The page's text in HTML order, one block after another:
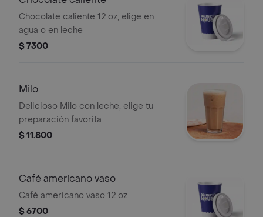
Chocolate caliente 12 oz, elige en
agua o en leche
$ 7300
Milo
Delicioso Milo con leche, elige tu
preparación favorita
$ 11.800
Café americano vaso
Café americano vaso 12 oz
$ 6700